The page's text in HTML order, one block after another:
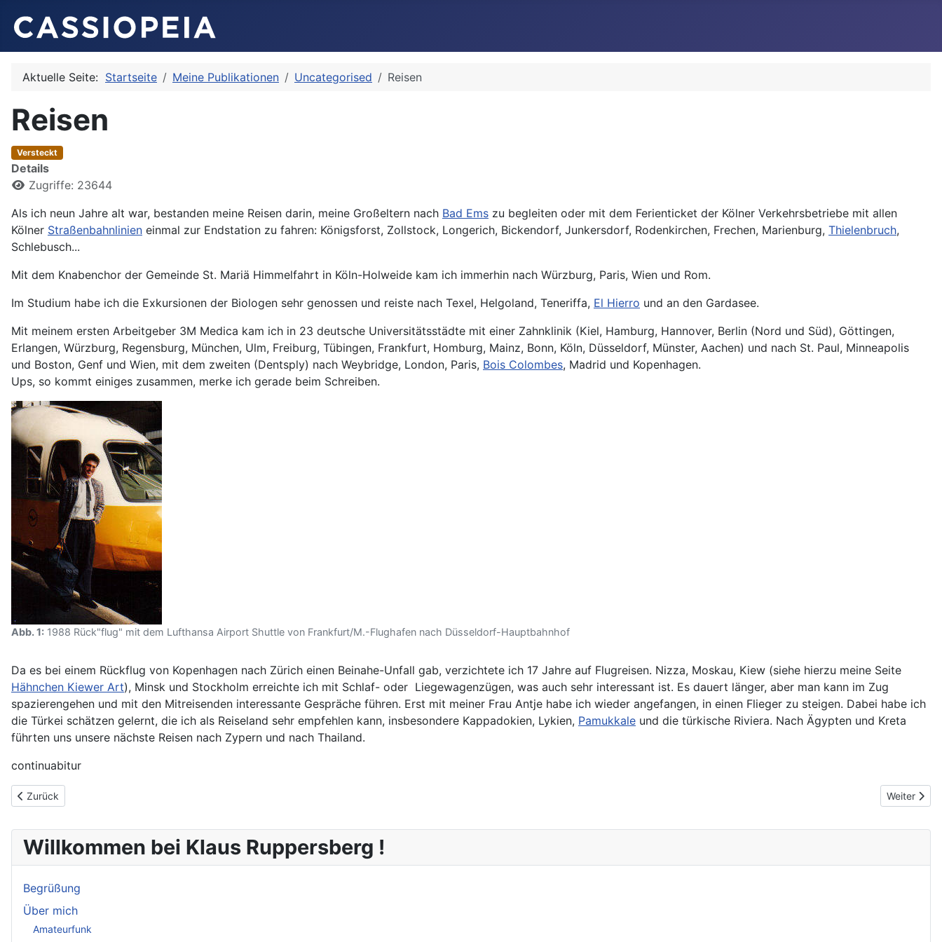
Aktuelle Seite: Startseite Meine Publikationen Uncategorised Reisen
Reisen
Versteckt
Details
Zugriffe: 23644
Als ich neun Jahre alt war, bestanden meine Reisen darin, meine Großeltern nach Bad Ems zu begleiten oder mit dem Ferienticket der Kölner Verkehrsbetriebe mit allen
Kölner Straßenbahnlinien einmal zur Endstation zu fahren: Königsforst, Zollstock, Longerich, Bickendorf, Junkersdorf, Rodenkirchen, Frechen, Marienburg, Thielenbruch,
Schlebusch...
Mit dem Knabenchor der Gemeinde St. Mariä Himmelfahrt in Köln-Holweide kam ich immerhin nach Würzburg, Paris, Wien und Rom.
Im Studium habe ich die Exkursionen der Biologen sehr genossen und reiste nach Texel, Helgoland, Teneriffa, El Hierro und an den Gardasee.
Mit meinem ersten Arbeitgeber 3M Medica kam ich in 23 deutsche Universitätsstädte mit einer Zahnklinik (Kiel, Hamburg, Hannover, Berlin (Nord und Süd), Göttingen,
Erlangen, Würzburg, Regensburg, München, Ulm, Freiburg, Tübingen, Frankfurt, Homburg, Mainz, Bonn, Köln, Düsseldorf, Münster, Aachen) und nach St. Paul, Minneapolis
und Boston, Genf und Wien, mit dem zweiten (Dentsply) nach Weybridge, London, Paris, Bois Colombes, Madrid und Kopenhagen.
Ups, so kommt einiges zusammen, merke ich gerade beim Schreiben.
Abb. 1: 1988 Rück"flug" mit dem Lufthansa Airport Shuttle von Frankfurt/M.-Flughafen nach Düsseldorf-Hauptbahnhof
Da es bei einem Rückflug von Kopenhagen nach Zürich einen Beinahe-Unfall gab, verzichtete ich 17 Jahre auf Flugreisen. Nizza, Moskau, Kiew (siehe hierzu meine Seite
Hähnchen Kiewer Art), Minsk und Stockholm erreichte ich mit Schlaf- oder Liegewagenzügen, was auch sehr interessant ist. Es dauert länger, aber man kann im Zug
spazierengehen und mit den Mitreisenden interessante Gespräche führen. Erst mit meiner Frau Antje habe ich wieder angefangen, in einen Flieger zu steigen. Dabei habe ich
die Türkei schätzen gelernt, die ich als Reiseland sehr empfehlen kann, insbesondere Kappadokien, Lykien, Pamukkale und die türkische Riviera. Nach Ägypten und Kreta
führten uns unsere nächste Reisen nach Zypern und nach Thailand.
continuabitur
Vorheriger Beitrag: Hähnchen mit Buchweizen und Paprika
Zurück Nächster
Weiter
Willkommen bei Klaus Ruppersberg !
Begrüßung
Über mich
Amateurfunk